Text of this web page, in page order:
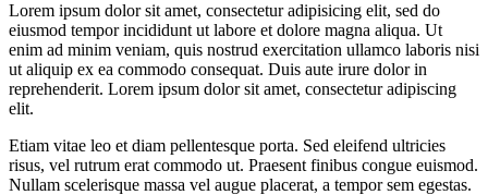
Lorem ipsum dolor sit amet, consectetur adipisicing elit, sed do
eiusmod tempor incididunt ut labore et dolore magna aliqua. Ut
enim ad minim veniam, quis nostrud exercitation ullamco laboris nisi
ut aliquip ex ea commodo consequat. Duis aute irure dolor in
reprehenderit. Lorem ipsum dolor sit amet, consectetur adipiscing
elit.
Etiam vitae leo et diam pellentesque porta. Sed eleifend ultricies
risus, vel rutrum erat commodo ut. Praesent finibus congue euismod.
Nullam scelerisque massa vel augue placerat, a tempor sem egestas.